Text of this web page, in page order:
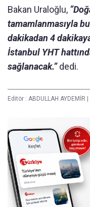
Bakan Uraloğlu,
tamamlanmasıyla
dakikadan 4
İstanbul YHT
sağlanacak.”dedi.
Editör : ABDULLAH AYDEMİR |